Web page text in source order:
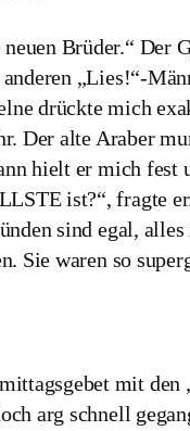
Brüder.“ Der
„Lies!“-
drückte mich
Der alte Araber
hielt er mich fest
ist?“, fragte
sind egal,
Sie waren so
mit
arg schnell